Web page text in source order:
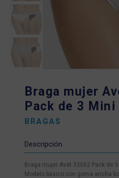
Braga mujer
Pack de 3 Mini
BRAGAS
Descripción
Braga mujer Avet 33062 Pack de 3
Modelo básico con goma ancha